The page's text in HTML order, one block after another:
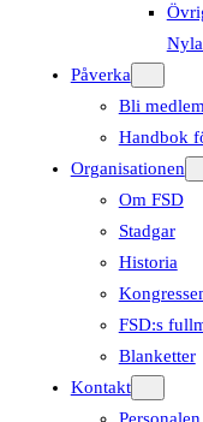
Påverka
Bli medlem
Handbok
Organisationen
Om FSD
Stadgar
Historia
FSD:s
Blanketter
Kontakt